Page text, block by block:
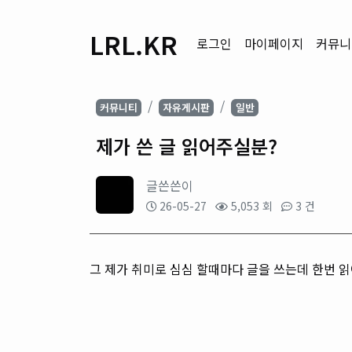
LRL.KR 로그인 마이페이지 커뮤
커뮤니티 자유게시판 일반
제가 쓴 글 읽어주실분?
글쓴쓴이
26-05-27 5,053 회 3 건
그 제가 취미로 심심 할때마다 글을 쓰는데 한번